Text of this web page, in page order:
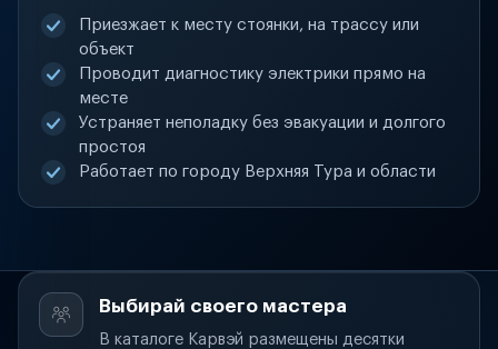
Приезжает к месту стоянки, на трассу или
объект
Проводит диагностику электрики прямо на
месте
Устраняет неполадку без эвакуации и долгого
простоя
Работает по городу Верхняя Тура и области
Выбирай своего мастера
В каталоге Карвэй размещены десятки